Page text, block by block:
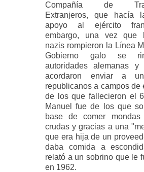
Compañía de
Extranjeros, que hacía
apoyo al ejército
embargo, una vez que
nazis rompieron la Línea
Gobierno galo se
autoridades alemanas y
acordaron enviar a
republicanos a campos de
de los que fallecieron el
Manuel fue de los que
base de comer
crudas y gracias a una
que era hija de un
daba comida a
relató a un sobrino que le
en 1962.